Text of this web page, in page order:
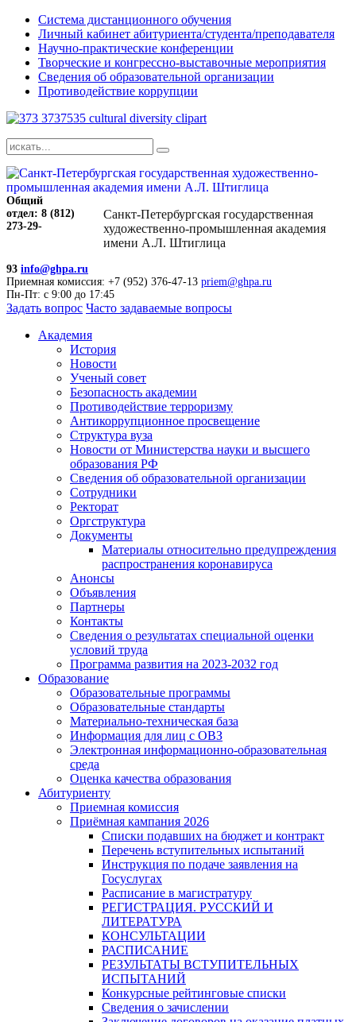
Система дистанционного обучения
Личный кабинет абитуриента/студента/преподавателя
Научно-практические конференции
Творческие и конгрессно-выставочные мероприятия
Сведения об образовательной организации
Противодействие коррупции
Санкт-Петербургская государственная
художественно-промышленная академия
имени А.Л. Штиглица
Общий
отдел: 8 (812)
273-29-
93 info@ghpa.ru
Приемная комиссия: +7 (952) 376-47-13 priem@ghpa.ru
Пн-Пт: с 9:00 до 17:45
Задать вопрос Часто задаваемые вопросы
Академия
История
Новости
Ученый совет
Безопасность академии
Противодействие терроризму
Антикоррупционное просвещение
Структура вуза
Новости от Министерства науки и высшего
образования РФ
Сведения об образовательной организации
Сотрудники
Ректорат
Оргструктура
Документы
Материалы относительно предупреждения
распространения коронавируса
Анонсы
Объявления
Партнеры
Контакты
Сведения о результатах специальной оценки
условий труда
Программа развития на 2023-2032 год
Образование
Образовательные программы
Образовательные стандарты
Материально-техническая база
Информация для лиц с ОВЗ
Электронная информационно-образовательная
среда
Оценка качества образования
Абитуриенту
Приемная комиссия
Приёмная кампания 2026
Списки подавших на бюджет и контракт
Перечень вступительных испытаний
Инструкция по подаче заявления на
Госуслугах
Расписание в магистратуру
РЕГИСТРАЦИЯ. РУССКИЙ И
ЛИТЕРАТУРА
КОНСУЛЬТАЦИИ
РАСПИСАНИЕ
РЕЗУЛЬТАТЫ ВСТУПИТЕЛЬНЫХ
ИСПЫТАНИЙ
Конкурсные рейтинговые списки
Сведения о зачислении